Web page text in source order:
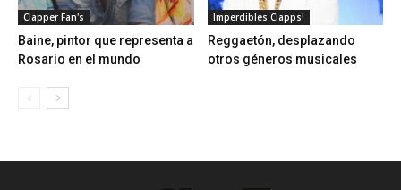
Clapper Fan's
Baine, pintor que representa a
Rosario en el mundo
Imperdibles Clapps!
Reggaetón, desplazando
otros géneros musicales